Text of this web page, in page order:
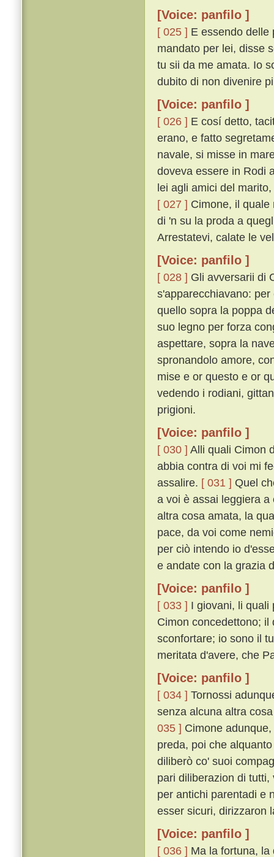
[Voice: panfilo ]
[ 025 ] E essendo delle
mandato per lei, disse
tu sii da me amata. Io
dubito di non divenire
[Voice: panfilo ]
[ 026 ] E cosí detto,
erano, e fatto
navale, si misse in
doveva essere in Rodi
lei agli amici del
[ 027 ] Cimone, il
di 'n su la proda a
Arrestatevi, calate le
[Voice: panfilo ]
[ 028 ] Gli avversarii di
s'apparecchiavano:
quello sopra la poppa
suo legno per forza
aspettare, sopra la
spronandolo amore,
mise e or questo e or
vedendo i rodiani,
prigioni.
[Voice: panfilo ]
[ 030 ] Alli quali Cimon
abbia contra di voi mi
assalire. [ 031 ] Quel
a voi è assai leggiera
altra cosa amata, la
pace, da voi come
per ciò intendo io
e andate con la grazia
[Voice: panfilo ]
[ 033 ] I giovani, li quali
Cimon concedettono; il
sconfortare; io sono il
meritata d'avere, che
[Voice: panfilo ]
[ 034 ] Tornossi
senza alcuna altra
035 ] Cimone
preda, poi che
diliberò co' suoi
pari diliberazion di
per antichi parentadi e
esser sicuri, dirizzaron
[Voice: panfilo ]
[ 036 ] Ma la fortuna,